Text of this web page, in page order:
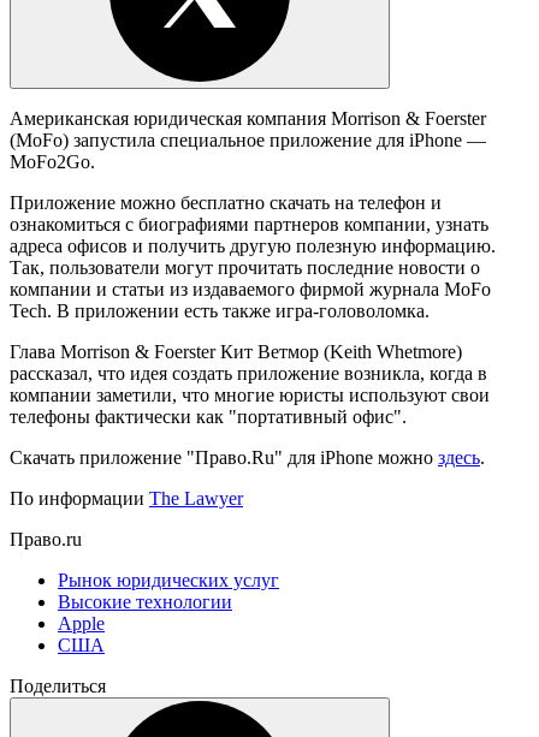
Американская юридическая компания Morrison & Foerster
(MoFo) запустила специальное приложение для iPhone —
MoFo2Go.
Приложение можно бесплатно скачать на телефон и
ознакомиться с биографиями партнеров компании, узнать
адреса офисов и получить другую полезную информацию.
Так, пользователи могут прочитать последние новости о
компании и статьи из издаваемого фирмой журнала MoFo
Tech. В приложении есть также игра-головоломка.
Глава Morrison & Foerster Кит Ветмор (Keith Whetmore)
рассказал, что идея создать приложение возникла, когда в
компании заметили, что многие юристы используют свои
телефоны фактически как "портативный офис".
Скачать приложение "Право.Ru" для iPhone можно здесь.
По информации The Lawyer
Право.ru
Рынок юридических услуг
Высокие технологии
Apple
США
Поделиться